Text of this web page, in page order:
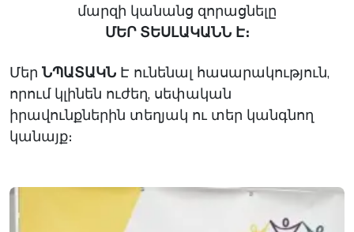
մարզի կանանց զորացնելը
ՄԵՐ ՏԵՍԼԱԿԱՆՆ Է։
Մեր ՆՊԱՏԱԿՆ Է ունենալ հասարակություն,
որում կլինեն ուժեղ, սեփական
իրավունքներին տեղյակ ու տեր կանգնող
կանայք։